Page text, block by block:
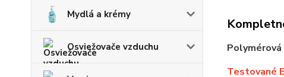
Mydlá a krémy
Osviežovače vzduchu
Testované